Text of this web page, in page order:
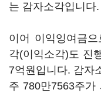
는 감자소각입니다.
이어 이익잉여금
각(이익소각)도 진
7억원입니다. 감자
주 780만7563주가